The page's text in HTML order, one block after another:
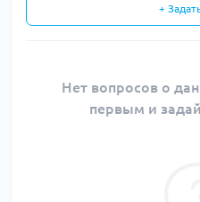
+
Нет вопросов о
первым и